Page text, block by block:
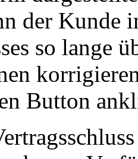
der Kunde
so lange
Button